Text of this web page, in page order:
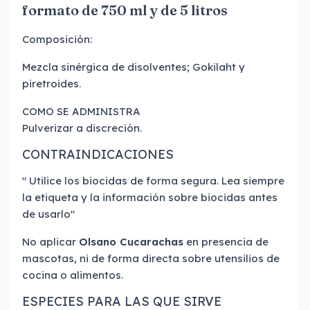
formato de 750 ml y de 5 litros
Composición:
Mezcla sinérgica de disolventes; Gokilaht y
piretroides.
COMO SE ADMINISTRA
Pulverizar a discreción.
CONTRAINDICACIONES
" Utilice los biocidas de forma segura. Lea siempre
la etiqueta y la información sobre biocidas antes
de usarlo"
No aplicar Olsano Cucarachas en presencia de
mascotas, ni de forma directa sobre utensilios de
cocina o alimentos.
ESPECIES PARA LAS QUE SIRVE